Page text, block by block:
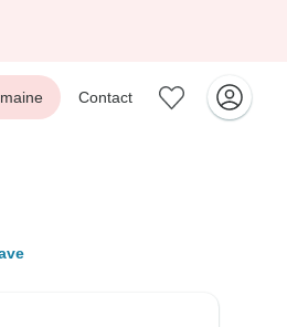
Contact